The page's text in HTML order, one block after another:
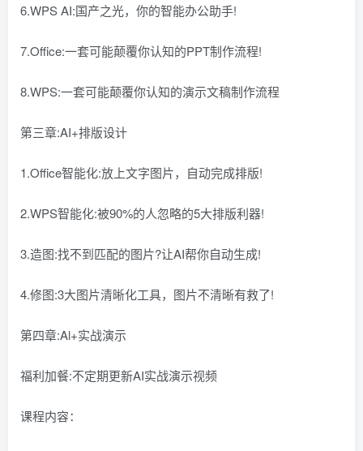
6.WPS AI:国产之光，你的智能办公助手!
7.Office:一套可能颠覆你认知的PPT制作流程!
8.WPS:一套可能颠覆你认知的演示文稿制作流程
第三章:AI+排版设计
1.Office智能化:放上文字图片，自动完成排版!
2.WPS智能化:被90%的人忽略的5大排版利器!
3.造图:找不到匹配的图片?让AI帮你自动生成!
4.修图:3大图片清晰化工具，图片不清晰有救了!
第四章:Al+实战演示
福利加餐:不定期更新AI实战演示视频
课程内容：